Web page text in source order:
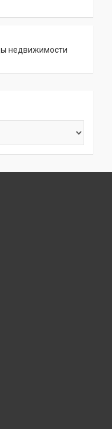
недвижимости